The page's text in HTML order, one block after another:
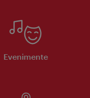
Evenimente